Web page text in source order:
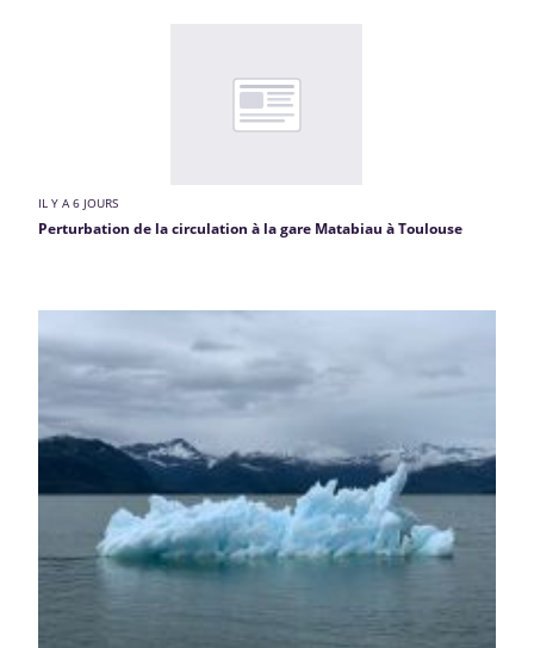
IL Y A 6 JOURS
Perturbation de la circulation à la gare Matabiau à Toulouse